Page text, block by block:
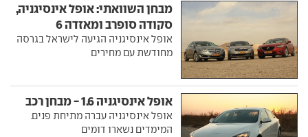
מבחן השוואתי: אופל אינסיגניה,
סקודה סופרב ומאזדה 6
אופל אינסיגניה הגיעה לישראל בגרסה
מחודשת עם מחירים
אופל אינסיגניה 1.6 - מבחן רכב
אופל אינסיגניה עברה מתיחת פנים.
המימדים נשארו דומים